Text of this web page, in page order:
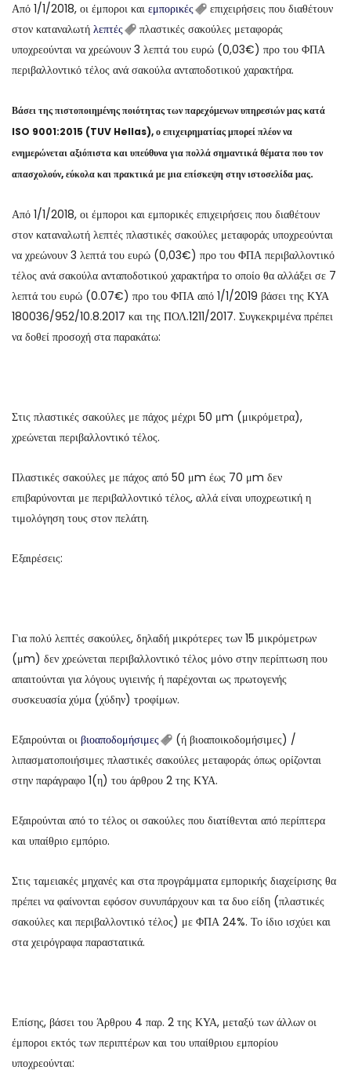
Από 1/1/2018, οι έμποροι και εμπορικές
επιχειρήσεις που διαθέτουν
στον καταναλωτή λεπτές
πλαστικές σακούλες μεταφοράς
υποχρεούνται να χρεώνουν 3 λεπτά του ευρώ (0,03€) προ του ΦΠΑ
περιβαλλοντικό τέλος ανά σακούλα ανταποδοτικού χαρακτήρα.
Βάσει της πιστοποιημένης ποιότητας των παρεχόμενων υπηρεσιών μας κατά
ISO 9001:2015 (TUV Hellas), ο επιχειρηματίας μπορεί πλέον να
ενημερώνεται αξιόπιστα και υπεύθυνα για πολλά σημαντικά θέματα που τον
απασχολούν, εύκολα και πρακτικά με μια επίσκεψη στην ιστοσελίδα μας.
Από 1/1/2018, οι έμποροι και εμπορικές επιχειρήσεις που διαθέτουν
στον καταναλωτή λεπτές πλαστικές σακούλες μεταφοράς υποχρεούνται
να χρεώνουν 3 λεπτά του ευρώ (0,03€) προ του ΦΠΑ περιβαλλοντικό
τέλος ανά σακούλα ανταποδοτικού χαρακτήρα το οποίο θα αλλάξει σε 7
λεπτά του ευρώ (0.07€) προ του ΦΠΑ από 1/1/2019 βάσει της ΚΥΑ
180036/952/10.8.2017 και της ΠΟΛ.1211/2017. Συγκεκριμένα πρέπει
να δοθεί προσοχή στα παρακάτω:
Στις πλαστικές σακούλες με πάχος μέχρι 50 μm (μικρόμετρα),
χρεώνεται περιβαλλοντικό τέλος.
Πλαστικές σακούλες με πάχος από 50 μm έως 70 μm δεν
επιβαρύνονται με περιβαλλοντικό τέλος, αλλά είναι υποχρεωτική η
τιμολόγηση τους στον πελάτη.
Εξαιρέσεις:
Για πολύ λεπτές σακούλες, δηλαδή μικρότερες των 15 μικρόμετρων
(μm) δεν χρεώνεται περιβαλλοντικό τέλος μόνο στην περίπτωση που
απαιτούνται για λόγους υγιεινής ή παρέχονται ως πρωτογενής
συσκευασία χύμα (χύδην) τροφίμων.
Εξαιρούνται οι βιοαποδομήσιμες
(ή βιοαποικοδομήσιμες) /
λιπασματοποιήσιμες πλαστικές σακούλες μεταφοράς όπως ορίζονται
στην παράγραφο 1(η) του άρθρου 2 της ΚΥΑ.
Εξαιρούνται από το τέλος οι σακούλες που διατίθενται από περίπτερα
και υπαίθριο εμπόριο.
Στις ταμειακές μηχανές και στα προγράμματα εμπορικής διαχείρισης θα
πρέπει να φαίνονται εφόσον συνυπάρχουν και τα δυο είδη (πλαστικές
σακούλες και περιβαλλοντικό τέλος) με ΦΠΑ 24%. Το ίδιο ισχύει και
στα χειρόγραφα παραστατικά.
Επίσης, βάσει του Άρθρου 4 παρ. 2 της ΚΥΑ, μεταξύ των άλλων οι
έμποροι εκτός των περιπτέρων και του υπαίθριου εμπορίου
υποχρεούνται: